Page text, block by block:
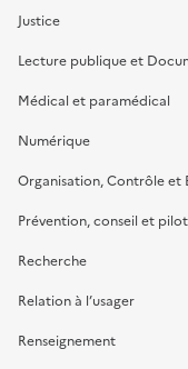
Justice
Lecture publique et
Médical et paramédical
Numérique
Organisation, Contrôle et
Prévention, conseil et
Recherche
Relation à l’usager
Renseignement